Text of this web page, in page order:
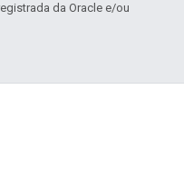
da Oracle e/ou